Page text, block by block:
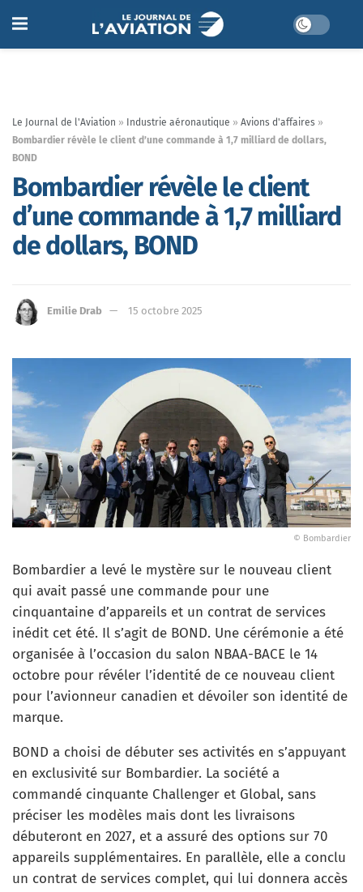
Le Journal de l'Aviation » Industrie aéronautique » Avions d'affaires »
Bombardier révèle le client d’une commande à 1,7 milliard de dollars,
BOND
Bombardier révèle le client
d’une commande à 1,7 milliard
de dollars, BOND
Emilie Drab 15 octobre 2025
© Bombardier
Bombardier a levé le mystère sur le nouveau client
qui avait passé une commande pour une
cinquantaine d’appareils et un contrat de services
inédit cet été. Il s’agit de BOND. Une cérémonie a été
organisée à l’occasion du salon NBAA-BACE le 14
octobre pour révéler l’identité de ce nouveau client
pour l’avionneur canadien et dévoiler son identité de
marque.
BOND a choisi de débuter ses activités en s’appuyant
en exclusivité sur Bombardier. La société a
commandé cinquante Challenger et Global, sans
préciser les modèles mais dont les livraisons
débuteront en 2027, et a assuré des options sur 70
appareils supplémentaires. En parallèle, elle a conclu
un contrat de services complet, qui lui donnera accès